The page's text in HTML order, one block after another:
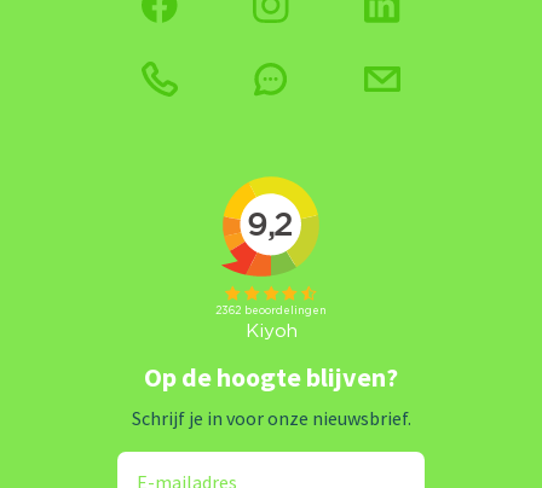
Op de hoogte blijven?
Schrijf je in voor onze nieuwsbrief.